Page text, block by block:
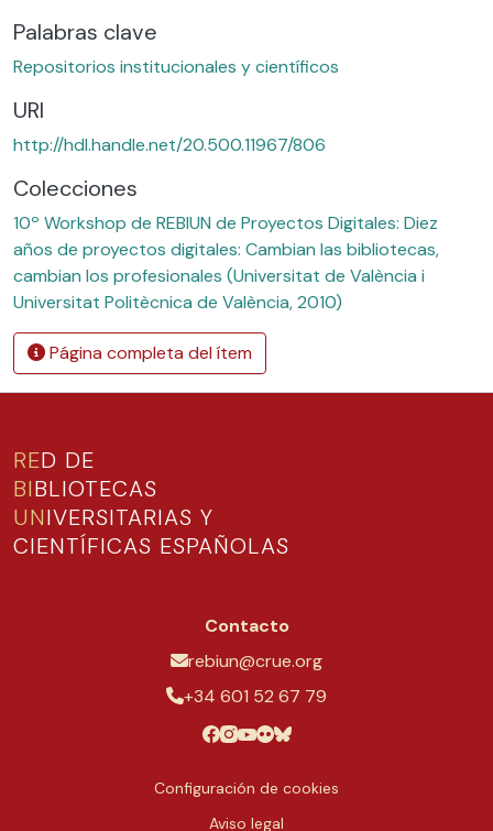
Palabras clave
Repositorios institucionales y científicos
URI
http://hdl.handle.net/20.500.11967/806
Colecciones
10º Workshop de REBIUN de Proyectos Digitales: Diez
años de proyectos digitales: Cambian las bibliotecas,
cambian los profesionales (Universitat de València i
Universitat Politècnica de València, 2010)
Página completa del ítem
RED DE
BIBLIOTECAS
UNIVERSITARIAS Y
CIENTÍFICAS ESPAÑOLAS
Contacto
rebiun@crue.org
+34 601 52 67 79
Configuración de cookies
Aviso legal